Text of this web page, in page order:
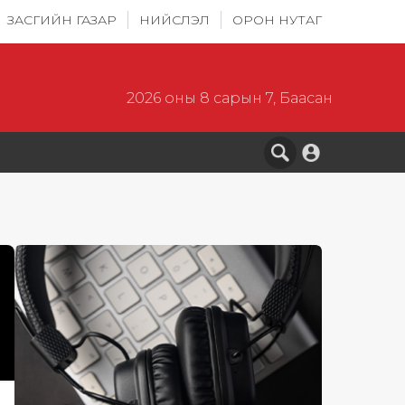
ЗАСГИЙН ГАЗАР НИЙСЛЭЛ ОРОН НУТАГ
2026 оны 8 сарын 7, Баасан